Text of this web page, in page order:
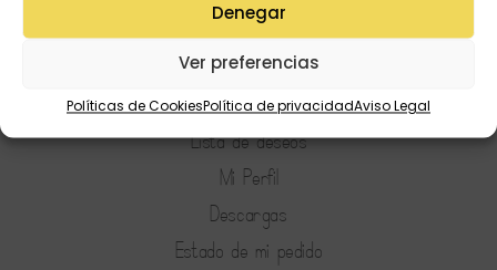
Denegar
Ver preferencias
Políticas de CookiesPolítica de privacidadAviso Legal
Mi Cuenta
Lista de deseos
Mi Perfil
Descargas
Estado de mi pedido